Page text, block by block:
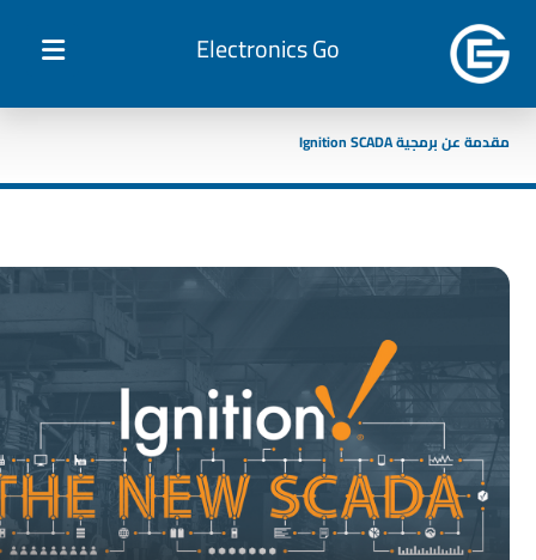
Electronics Go
مقدمة عن برمجية Ignition SCADA